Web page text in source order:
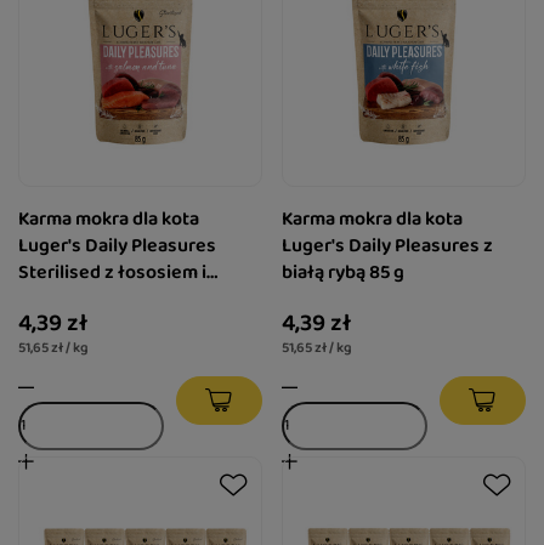
Karma mokra dla kota
Luger's Daily Pleasures
Sterilised z łososiem i
4,39 zł
51,65 zł / kg
Karma mokra dla kota
Luger's Daily Pleasures z
białą rybą 85 g
4,39 zł
51,65 zł / kg